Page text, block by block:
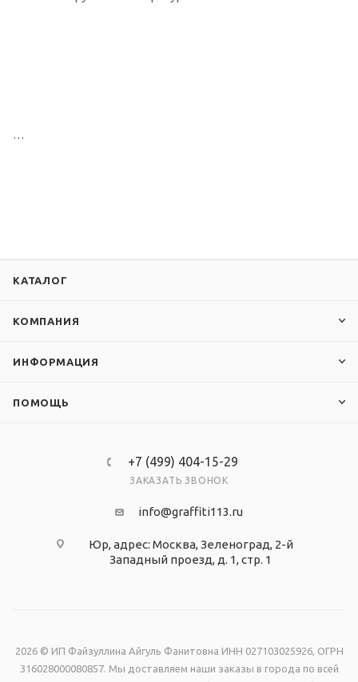
КАТАЛОГ
КОМПАНИЯ
ИНФОРМАЦИЯ
ПОМОЩЬ
+7 (499) 404-15-29
ЗАКАЗАТЬ ЗВОНОК
info@graffiti113.ru
Юр, адрес: Москва, Зеленоград, 2-й
Западный проезд, д. 1, стр. 1
2026 © ИП Файзуллина Айгуль Фанитовна ИНН 027103025926, ОГРН
316028000080857. Мы доставляем наши заказы в города по всей